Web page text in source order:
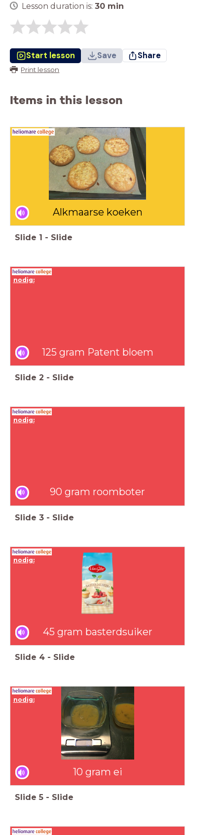
Lesson duration is: 30 min
Start lesson Save Share
Print lesson
Items in this lesson
Alkmaarse koeken
Slide 1 - Slide
125 gram Patent bloem
nodig:
Slide 2 - Slide
90 gram roomboter
nodig:
Slide 3 - Slide
45 gram basterdsuiker
nodig:
Slide 4 - Slide
10 gram ei
nodig:
Slide 5 - Slide